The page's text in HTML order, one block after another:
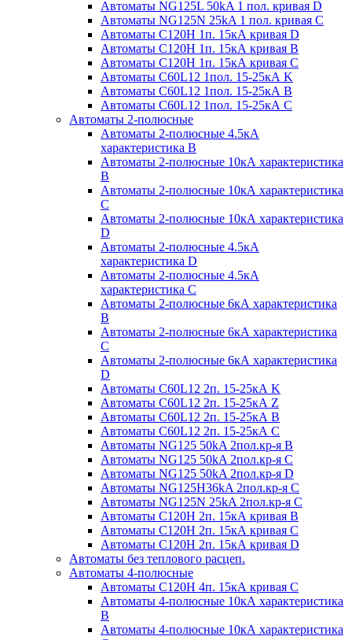
Автоматы NG125L 50kA 1 пол. кривая D
Автоматы NG125N 25kA 1 пол. кривая C
Автоматы С120H 1п. 15кА кривая D
Автоматы С120H 1п. 15кА кривая В
Автоматы С120H 1п. 15кА кривая С
Автоматы С60L12 1пол. 15-25кА K
Автоматы С60L12 1пол. 15-25кА В
Автоматы С60L12 1пол. 15-25кА С
Автоматы 2-полюсные
Автоматы 2-полюсные 4.5кА
характеристика В
Автоматы 2-полюсные 10кА характеристика
B
Автоматы 2-полюсные 10кА характеристика
C
Автоматы 2-полюсные 10кА характеристика
D
Автоматы 2-полюсные 4.5кА
характеристика D
Автоматы 2-полюсные 4.5кА
характеристика С
Автоматы 2-полюсные 6кА характеристика
B
Автоматы 2-полюсные 6кА характеристика
C
Автоматы 2-полюсные 6кА характеристика
D
Автоматы C60L12 2п. 15-25кА K
Автоматы C60L12 2п. 15-25кА Z
Автоматы C60L12 2п. 15-25кА B
Автоматы C60L12 2п. 15-25кА C
Автоматы NG125 50kA 2пол.кр-я B
Автоматы NG125 50kA 2пол.кр-я C
Автоматы NG125 50kA 2пол.кр-я D
Автоматы NG125H36kA 2пол.кр-я C
Автоматы NG125N 25kA 2пол.кр-я C
Автоматы С120H 2п. 15кА кривая B
Автоматы С120H 2п. 15кА кривая C
Автоматы С120H 2п. 15кА кривая D
Автоматы без теплового расцеп.
Автоматы 4-полюсные
Автоматы С120H 4п. 15кА кривая C
Автоматы 4-полюсные 10кА характеристика
B
Автоматы 4-полюсные 10кА характеристика